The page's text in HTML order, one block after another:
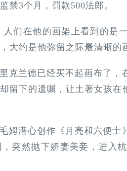
禁3个月，罚款500法郎。
人们在他的画架上看到的是
大约是他弥留之际最清晰的
克兰德已经买不起画布了
留下的遗嘱，让土著女孩
姆潜心创作《月亮和六便
突然抛下娇妻美妾，进入